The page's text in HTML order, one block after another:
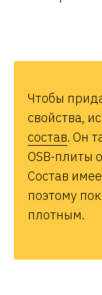
Чтобы
свойства,
состав. Он
OSB-плиты
Состав
поэтому
плотным.